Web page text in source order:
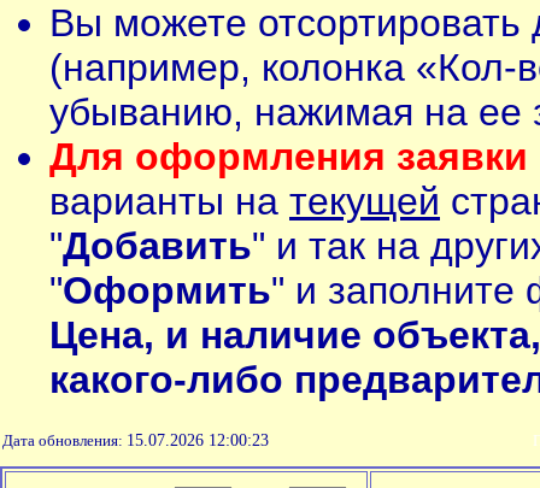
Вы можете
(например, колонка «Кол-
убыванию, нажимая на ее
Для оформления заявки
варианты на текущей
"Добавить" и так на
"Оформить" и заполните
Цена, и наличие
какого-либо
Дата обновления: 15.07.2026 12:00:23